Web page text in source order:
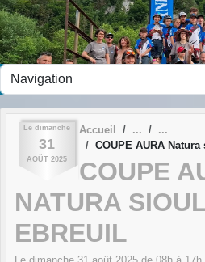
Le dimanche
31
AOÛT 2025
Accueil
COUPE AURA
COUPE
NATURA
EBREUIL
Panneau de gestion des cookies